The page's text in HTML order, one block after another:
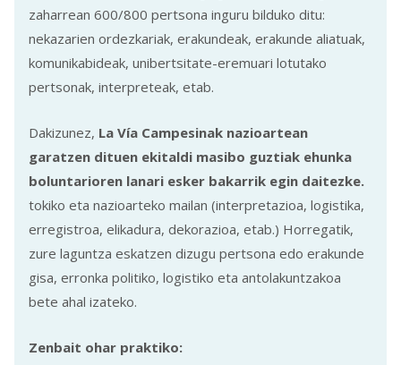
zaharrean 600/800 pertsona inguru bilduko ditu:
nekazarien ordezkariak, erakundeak, erakunde aliatuak,
komunikabideak, unibertsitate-eremuari lotutako
pertsonak, interpreteak, etab.
Dakizunez, La Vía Campesinak nazioartean
garatzen dituen ekitaldi masibo guztiak ehunka
boluntarioren lanari esker bakarrik egin daitezke.
tokiko eta nazioarteko mailan (interpretazioa, logistika,
erregistroa, elikadura, dekorazioa, etab.) Horregatik,
zure laguntza eskatzen dizugu pertsona edo erakunde
gisa, erronka politiko, logistiko eta antolakuntzakoa
bete ahal izateko.
Zenbait ohar praktiko: